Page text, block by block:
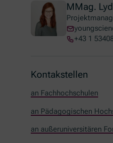
MMag.
+43 1
Kontakstellen
an Fachhochschulen
an Pädagogischen
an außeruniversitären